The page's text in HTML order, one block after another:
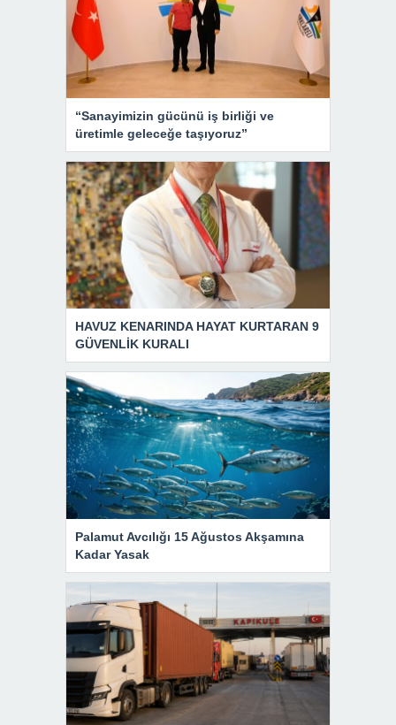
“Sanayimizin gücünü iş birliği ve
üretimle geleceğe taşıyoruz”
HAVUZ KENARINDA HAYAT KURTARAN 9
GÜVENLİK KURALI
Palamut Avcılığı 15 Ağustos Akşamına
Kadar Yasak